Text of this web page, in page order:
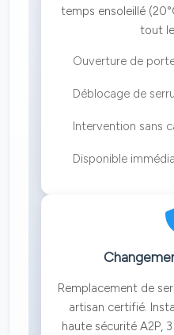
temps ensoleillé
tout
Ouverture de
Déblocage de
Intervention sans
Disponible
Remplacement de
artisan certifié.
haute sécurité A2P,